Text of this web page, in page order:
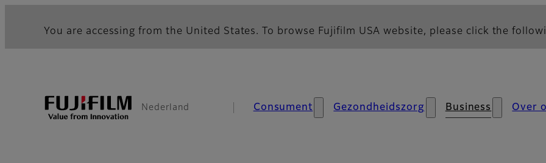
You are accessing from the United States. To browse Fujifilm USA website, please click the
Nederland Consument Gezondheidszorg Business Over